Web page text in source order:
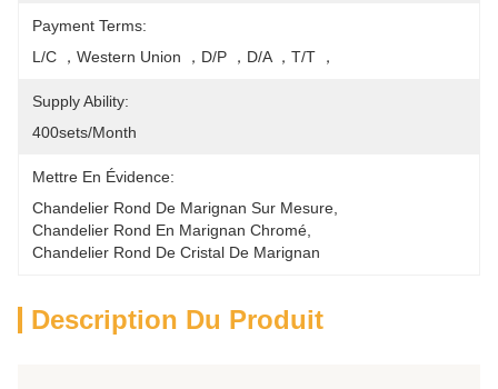
Payment Terms:
L/C ，Western Union ，D/P ，D/A ，T/T ，
Supply Ability:
400sets/month
Mettre En Évidence:
Chandelier Rond De Marignan Sur Mesure
Chandelier Rond En Marignan Chromé
Chandelier Rond De Cristal De Marignan
Description Du Produit